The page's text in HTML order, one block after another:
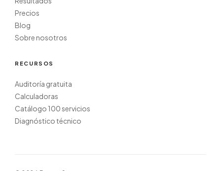
Precios
Blog
Sobre nosotros
RECURSOS
Auditoría gratuita
Calculadoras
Catálogo 100 servicios
Diagnóstico técnico